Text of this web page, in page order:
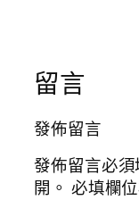
留言
發佈留言
發佈留言必
開。 必填欄